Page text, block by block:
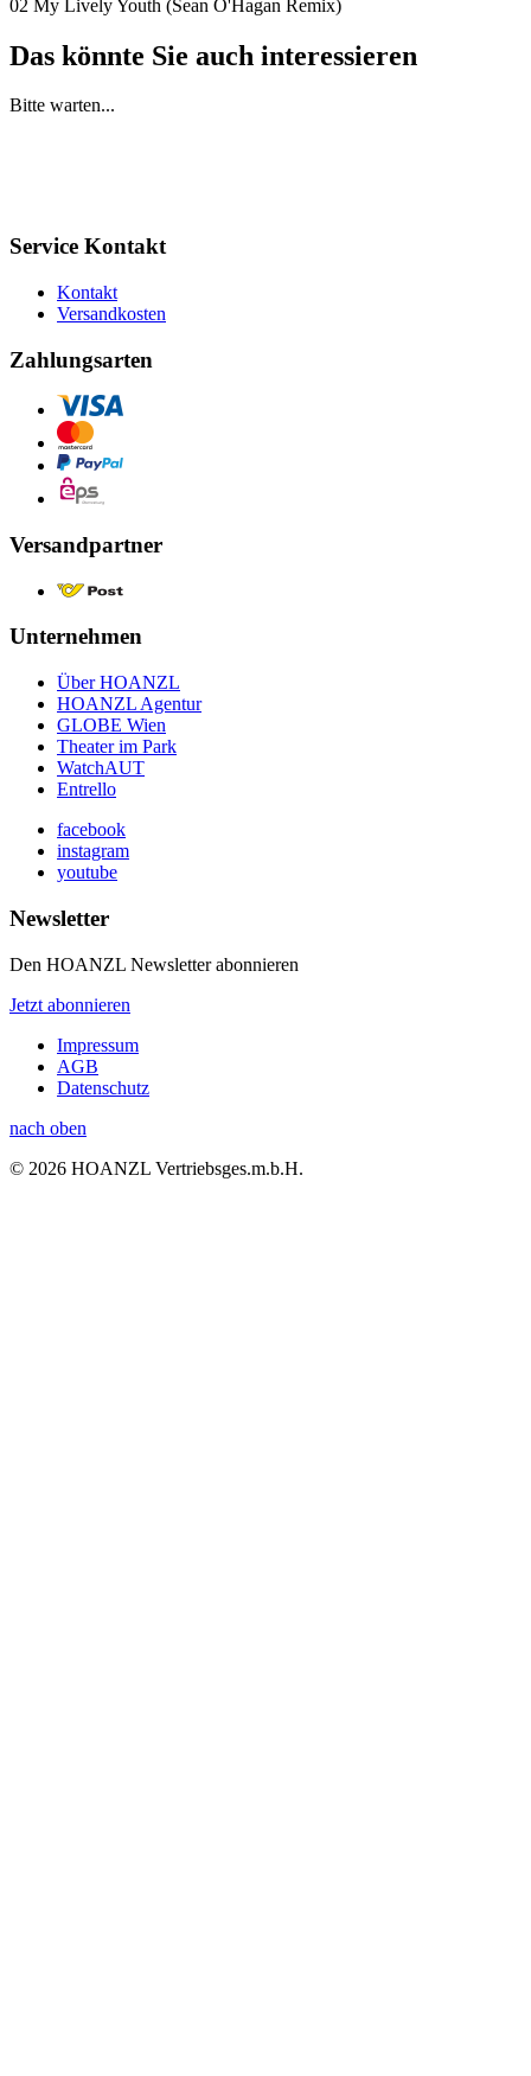
02 My Lively Youth (Sean O'Hagan Remix)
Das könnte Sie auch interessieren
Bitte warten...
Service Kontakt
Kontakt
Versandkosten
Zahlungsarten
Versandpartner
Unternehmen
Über HOANZL
HOANZL Agentur
GLOBE Wien
Theater im Park
WatchAUT
Entrello
facebook
instagram
youtube
Newsletter
Den HOANZL Newsletter abonnieren
Jetzt abonnieren
Impressum
AGB
Datenschutz
nach oben
© 2026 HOANZL Vertriebsges.m.b.H.